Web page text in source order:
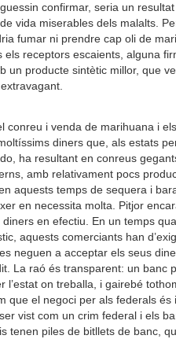
confirmar, seria un
vida miserables dels malalts.
fumar ni prendre cap oli de
els receptors escaients, alguna
un producte sintètic millor, que
conreu i venda de marihuana i
diners que, als estats
ha resultant en conreus
amb relativament pocs
aquests temps de sequera i
en necessita molta. Pitjor
en efectiu. En un temps
aquests comerciants han
neguen a acceptar els seus
La raó és transparent: un banc
l’estat on treballa, i gairebé
que el negoci per als federals és
vist com un crim federal i els
tenen piles de bitllets de banc,